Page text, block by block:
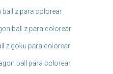
ball z para colorear
ball z para colorear
z goku para colorear
ball para colorear